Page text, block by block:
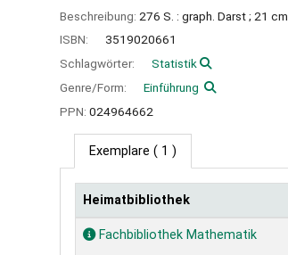
Beschreibung: 276 S. : graph. Darst ; 21 cm
ISBN:
3519020661
Schlagwörter:
Statistik
Genre/Form:
Einführung
PPN: 024964662
Exemplare ( 1 )
Exemplare
Heimatbibliothek
Fachbibliothek Mathematik